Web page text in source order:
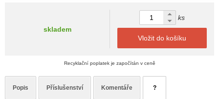
skladem
ks
Vložit do košíku
Recyklační poplatek je započítán v ceně
Popis Příslušenství Komentáře ?